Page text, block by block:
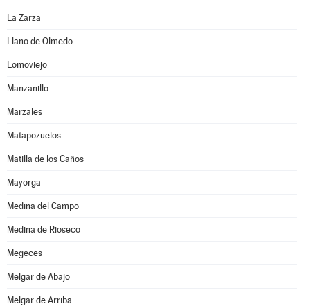
La Zarza
Llano de Olmedo
Lomoviejo
Manzanillo
Marzales
Matapozuelos
Matilla de los Caños
Mayorga
Medina del Campo
Medina de Rioseco
Megeces
Melgar de Abajo
Melgar de Arriba